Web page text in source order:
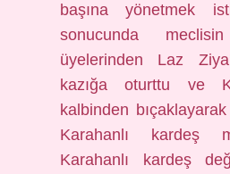
başına yönetmek
sonucunda
üyelerinden Laz
kazığa oturttu ve
kalbinden
Karahanlı kardeş
Karahanlı kardeş